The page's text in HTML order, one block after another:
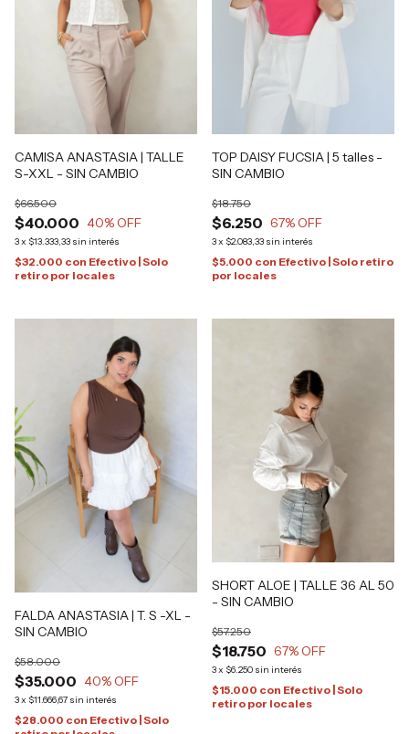
CAMISA ANASTASIA | TALLE
S-XXL - SIN CAMBIO
$40.000
$66.500
40% OFF
3x $13.333,33 sin interés
$32.000 con Efectivo | Solo
retiro por locales
TOP DAISY FUCSIA | 5 talles -
SIN CAMBIO
$6.250
$18.750
67% OFF
3x $2.083,33 sin interés
$5.000 con Efectivo | Solo retiro
por locales
FALDA ANASTASIA | T. S -XL -
SIN CAMBIO
$35.000
$58.000
40% OFF
3x $11.666,67 sin interés
$28.000 con Efectivo | Solo
SHORT ALOE | TALLE 36 AL 50
- SIN CAMBIO
$18.750
$57.250
67% OFF
3x $6.250 sin interés
$15.000 con Efectivo | Solo
retiro por locales